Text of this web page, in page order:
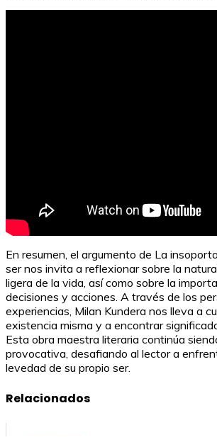
En resumen, el argumento de La
ser nos invita a reflexionar sobre la
ligera de la vida, así como sobre la
decisiones y acciones. A través de los
experiencias, Milan Kundera nos lleva a
existencia misma y a encontrar
Esta obra maestra literaria continúa
provocativa, desafiando al lector a
levedad de su propio ser.
Relacionados